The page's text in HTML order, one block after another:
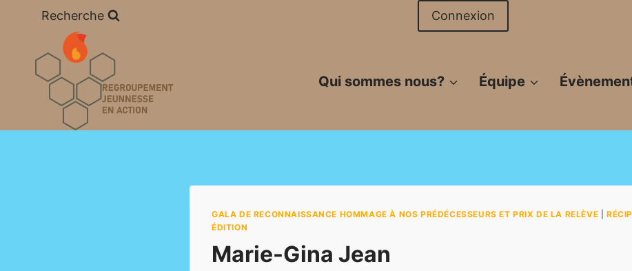
Recherche Connexion
Qui sommes nous? Équipe
GALA DE RECONNAISSANCE HOMMAGE À NOS PRÉDÉCESSEURS ET PRIX DE LA RELÈVE |
ÉDITION
Marie-Gina Jean​